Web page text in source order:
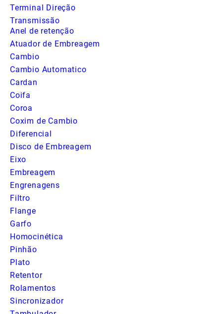
Terminal Direção
Transmissão
Anel de retenção
Atuador de Embreagem
Cambio
Cambio Automatico
Cardan
Coifa
Coroa
Coxim de Cambio
Diferencial
Disco de Embreagem
Eixo
Embreagem
Engrenagens
Filtro
Flange
Garfo
Homocinética
Pinhão
Plato
Retentor
Rolamentos
Sincronizador